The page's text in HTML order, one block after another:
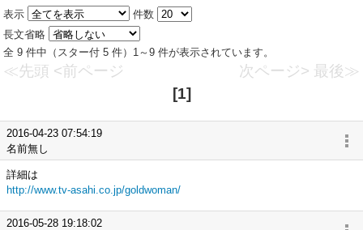
表示
件数
長文省略
全 9 件中（スター付 5 件）1～9 件が表示されています。
≪先頭 <前ページ 次ページ> 最後≫
[1]
2016-04-23 07:54:19
名前無し
詳細は
http://www.tv-asahi.co.jp/goldwoman/
2016-05-28 19:18:02